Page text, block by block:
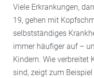
Viele Erkrankungen,
19, gehen mit
selbstständiges
immer häufiger auf –
Kindern. Wie verbreitet
sind, zeigt zum